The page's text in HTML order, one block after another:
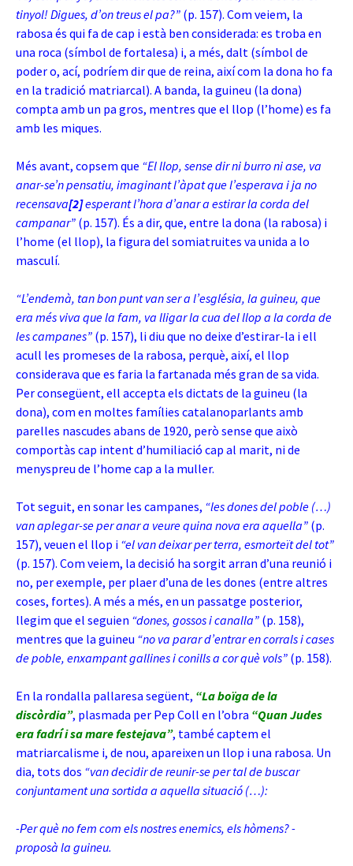
tinyol! Digues, d’on treus el pa?” (p. 157). Com veiem, la
rabosa és qui fa de cap i està ben considerada: es troba en
una roca (símbol de fortalesa) i, a més, dalt (símbol de
poder o, ací, podríem dir que de reina, així com la dona ho fa
en la tradició matriarcal). A banda, la guineu (la dona)
compta amb un pa gros, mentres que el llop (l’home) es fa
amb les miques.
Més avant, copsem que “El llop, sense dir ni burro ni ase, va
anar-se’n pensatiu, imaginant l’àpat que l’esperava i ja no
recensava[2]esperant l’hora d’anar a estirar la corda del
campanar” (p. 157). És a dir, que, entre la dona (la rabosa) i
l’home (el llop), la figura del somiatruites va unida a lo
masculí.
“L’endemà, tan bon punt van ser a l’església, la guineu, que
era més viva que la fam, va lligar la cua del llop a la corda de
les campanes” (p. 157), li diu que no deixe d’estirar-la i ell
acull les promeses de la rabosa, perquè, així, el llop
considerava que es faria la fartanada més gran de sa vida.
Per consegüent, ell accepta els dictats de la guineu (la
dona), com en moltes famílies catalanoparlants amb
parelles nascudes abans de 1920, però sense que això
comportàs cap intent d’humiliació cap al marit, ni de
menyspreu de l’home cap a la muller.
Tot seguit, en sonar les campanes, “les dones del poble (…)
van aplegar-se per anar a veure quina nova era aquella” (p.
157), veuen el llop i “el van deixar per terra, esmorteït del tot”
(p. 157). Com veiem, la decisió ha sorgit arran d’una reunió i
no, per exemple, per plaer d’una de les dones (entre altres
coses, fortes). A més a més, en un passatge posterior,
llegim que el seguien “dones, gossos i canalla” (p. 158),
mentres que la guineu “no va parar d’entrar en corrals i cases
de poble, enxampant gallines i conills a cor què vols” (p. 158).
En la rondalla pallaresa següent, “La boïga de la
discòrdia”, plasmada per Pep Coll en l’obra “Quan Judes
era fadrí i sa mare festejava”, també captem el
matriarcalisme i, de nou, apareixen un llop i una rabosa. Un
dia, tots dos “van decidir de reunir-se per tal de buscar
conjuntament una sortida a aquella situació (…):
-Per què no fem com els nostres enemics, els hòmens? -
proposà la guineu.